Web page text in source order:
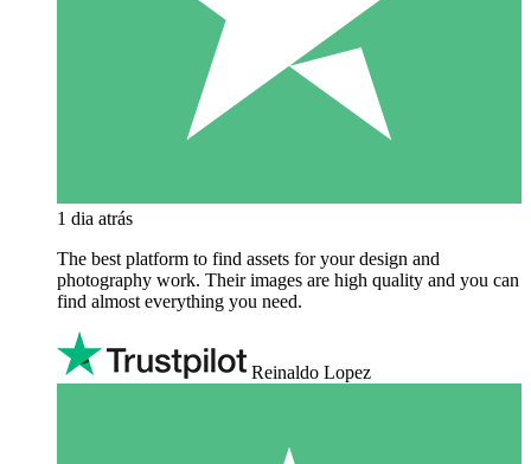
1 dia atrás
The best platform to find assets for your design and
photography work. Their images are high quality and you can
find almost everything you need.
Reinaldo Lopez